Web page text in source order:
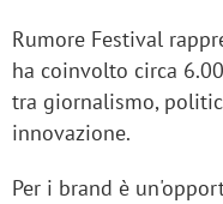
Rumore Festival
ha coinvolto circa
tra giornalismo,
innovazione.
Per i brand è